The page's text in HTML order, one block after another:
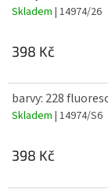
Skladem | 14974/26
398 Kč
barvy: 228
Skladem | 14974/S6
398 Kč